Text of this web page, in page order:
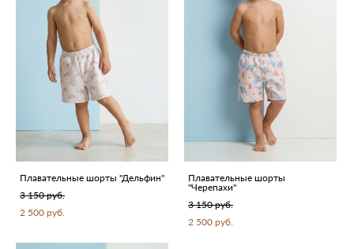
Плавательные шорты "Дельфин"
3 150 pуб.
2 500 pуб.
Плавательные шорты
"Черепахи"
3 150 pуб.
2 500 pуб.